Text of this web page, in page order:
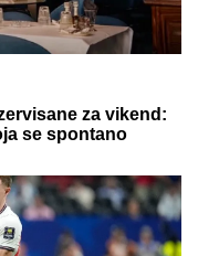
majke? Sve što